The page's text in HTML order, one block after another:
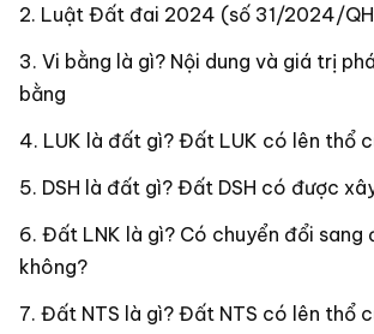
Luật Đất đai 2024 (số 31/2024/
Vi bằng là gì? Nội dung và giá trị
bằng
LUK là đất gì? Đất LUK có lên thổ
DSH là đất gì? Đất DSH có được
Đất LNK là gì? Có chuyển đổi sang
không?
Đất NTS là gì? Đất NTS có lên thổ